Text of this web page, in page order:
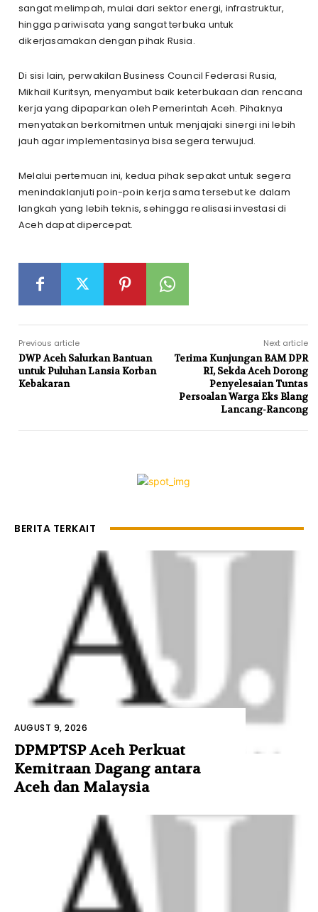
sangat melimpah, mulai dari sektor energi, infrastruktur,
hingga pariwisata yang sangat terbuka untuk
dikerjasamakan dengan pihak Rusia.
Di sisi lain, perwakilan Business Council Federasi Rusia,
Mikhail Kuritsyn, menyambut baik keterbukaan dan rencana
kerja yang dipaparkan oleh Pemerintah Aceh. Pihaknya
menyatakan berkomitmen untuk menjajaki sinergi ini lebih
jauh agar implementasinya bisa segera terwujud.
Melalui pertemuan ini, kedua pihak sepakat untuk segera
menindaklanjuti poin-poin kerja sama tersebut ke dalam
langkah yang lebih teknis, sehingga realisasi investasi di
Aceh dapat dipercepat.
Previous article
DWP Aceh Salurkan Bantuan
untuk Puluhan Lansia Korban
Kebakaran
Next article
Terima Kunjungan BAM DPR
RI, Sekda Aceh Dorong
Penyelesaian Tuntas
Persoalan Warga Eks Blang
Lancang-Rancong
BERITA TERKAIT
AUGUST 9, 2026
DPMPTSP Aceh Perkuat
Kemitraan Dagang antara
Aceh dan Malaysia